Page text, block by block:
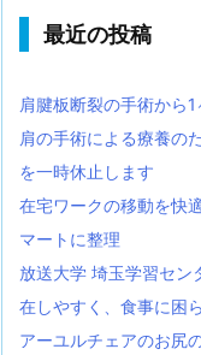
最近の投稿
肩腱板断裂の手術から
肩の手術による療養の
を一時休止します
在宅ワークの移動を快
マートに整理
放送大学 埼玉学習セン
在しやすく、食事に困
アーユルチェアのお尻